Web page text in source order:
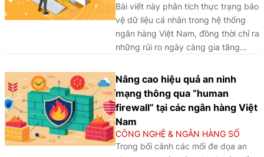
Bài viết này phân tích thực trạng bảo
vệ dữ liệu cá nhân trong hệ thống
ngân hàng Việt Nam, đồng thời chỉ ra
những rủi ro ngày càng gia tăng
các giải pháp đồng bộ về pháp lý,
công nghệ, nhân lực và quản lý
nhằm xây dựng một hệ sinh thái
ngân hàng số an toàn và bền vững.
Nâng cao hiệu quả an ninh
mạng thông qua “human
firewall” tại các ngân hàng Việt
Nam
CÔNG NGHỆ & NGÂN HÀNG SỐ
Trong bối cảnh các mối đe dọa an